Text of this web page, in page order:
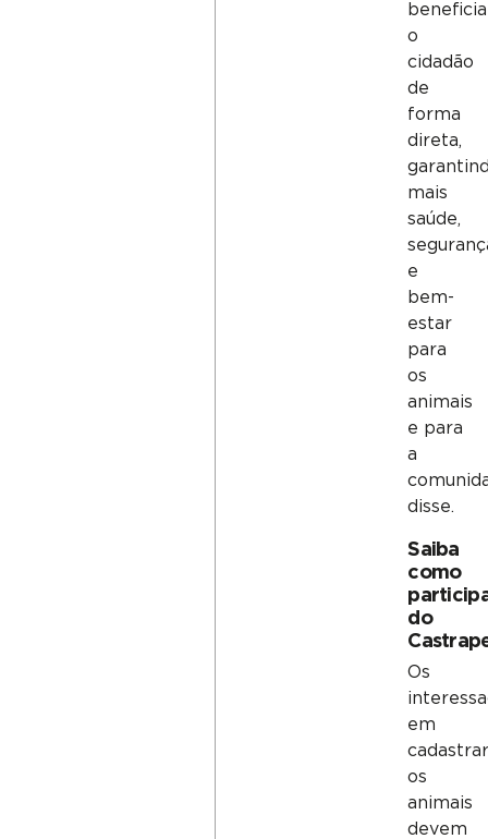
o
cidadão
de
forma
direta,
mais
saúde,
e
bem-
estar
para
os
animais
e para
a
disse.
Saiba
como
do
Os
em
os
animais
devem